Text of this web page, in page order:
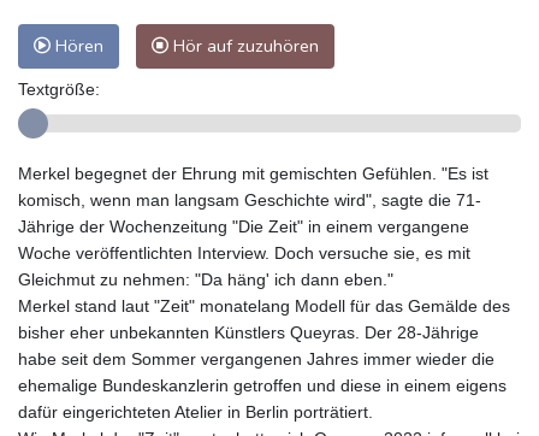
Hören Hör auf zuzuhören
Textgröße:
Merkel begegnet der Ehrung mit gemischten Gefühlen. "Es ist
komisch, wenn man langsam Geschichte wird", sagte die 71-
Jährige der Wochenzeitung "Die Zeit" in einem vergangene
Woche veröffentlichten Interview. Doch versuche sie, es mit
Gleichmut zu nehmen: "Da häng' ich dann eben."
Merkel stand laut "Zeit" monatelang Modell für das Gemälde des
bisher eher unbekannten Künstlers Queyras. Der 28-Jährige
habe seit dem Sommer vergangenen Jahres immer wieder die
ehemalige Bundeskanzlerin getroffen und diese in einem eigens
dafür eingerichteten Atelier in Berlin porträtiert.